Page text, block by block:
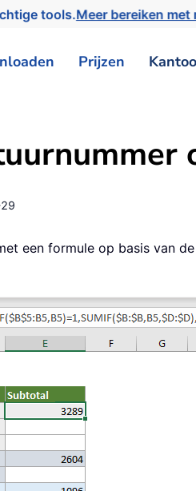
tools.Meer bereiken met
Prijzen
een formule op basis van